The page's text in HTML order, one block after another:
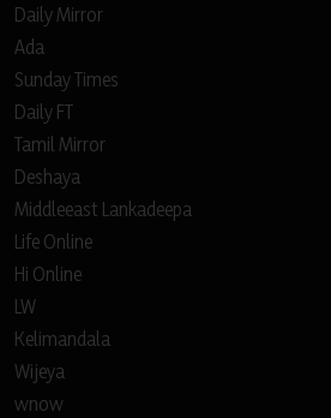
Daily Mirror
Ada
Sunday Times
Daily FT
Tamil Mirror
Deshaya
Middleeast Lankadeepa
Life Online
Hi Online
LW
Kelimandala
Wijeya
wnow